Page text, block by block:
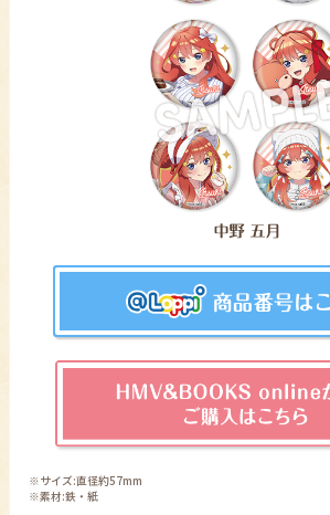
※サイズ:直径約57mm
※素材:鉄・紙